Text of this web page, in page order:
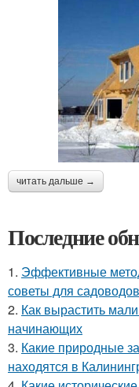
читать дальше →
Последние
1. Эффективные
советы для садоводов
2. Как вырастить
начинающих
3. Какие природные
находятся в